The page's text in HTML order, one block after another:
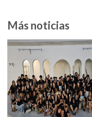
Más noticias